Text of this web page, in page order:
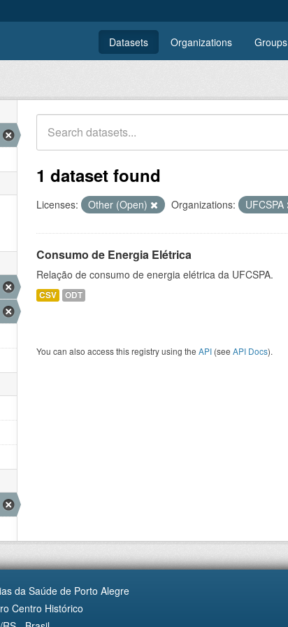
Datasets Organizations Groups
1 dataset found
Licenses: Other (Open) Organizations: UFCSPA
Consumo de Energia Elétrica
Relação de consumo de energia elétrica da UFCSPA.
CSV ODT
You can also access this registry using the API (see API Docs).
da Saúde de Porto Alegre
Centro Histórico